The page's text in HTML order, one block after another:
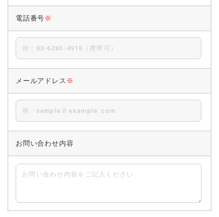
電話番号※
メールアドレス ※
お問い合わせ内容